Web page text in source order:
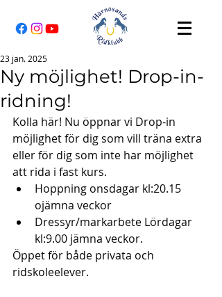
Ny möjlighet! Drop-in-
ridning!
23 jan. 2025
Kolla här! Nu öppnar vi Drop-in
möjlighet för dig som vill träna extra
eller för dig som inte har möjlighet
att rida i fast kurs.
Hoppning onsdagar kl:20.15
ojämna veckor
Dressyr/markarbete Lördagar
kl:9.00 jämna veckor.
Öppet för både privata och
ridskoleelever.